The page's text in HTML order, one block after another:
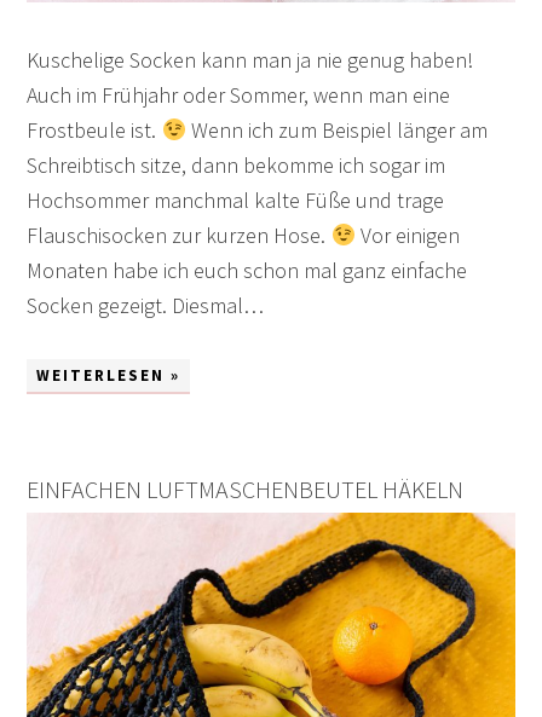
Kuschelige Socken kann man ja nie genug haben!
Auch im Frühjahr oder Sommer, wenn man eine
Frostbeule ist.
Wenn ich zum Beispiel länger am
Schreibtisch sitze, dann bekomme ich sogar im
Hochsommer manchmal kalte Füße und trage
Flauschisocken zur kurzen Hose.
Vor einigen
Monaten habe ich euch schon mal ganz einfache
Socken gezeigt. Diesmal…
WEITERLESEN »
EINFACHEN LUFTMASCHENBEUTEL HÄKELN